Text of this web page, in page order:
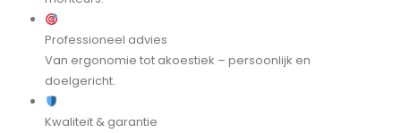
Professioneel advies
Van ergonomie tot akoestiek – persoonlijk en
doelgericht.
Kwaliteit & garantie